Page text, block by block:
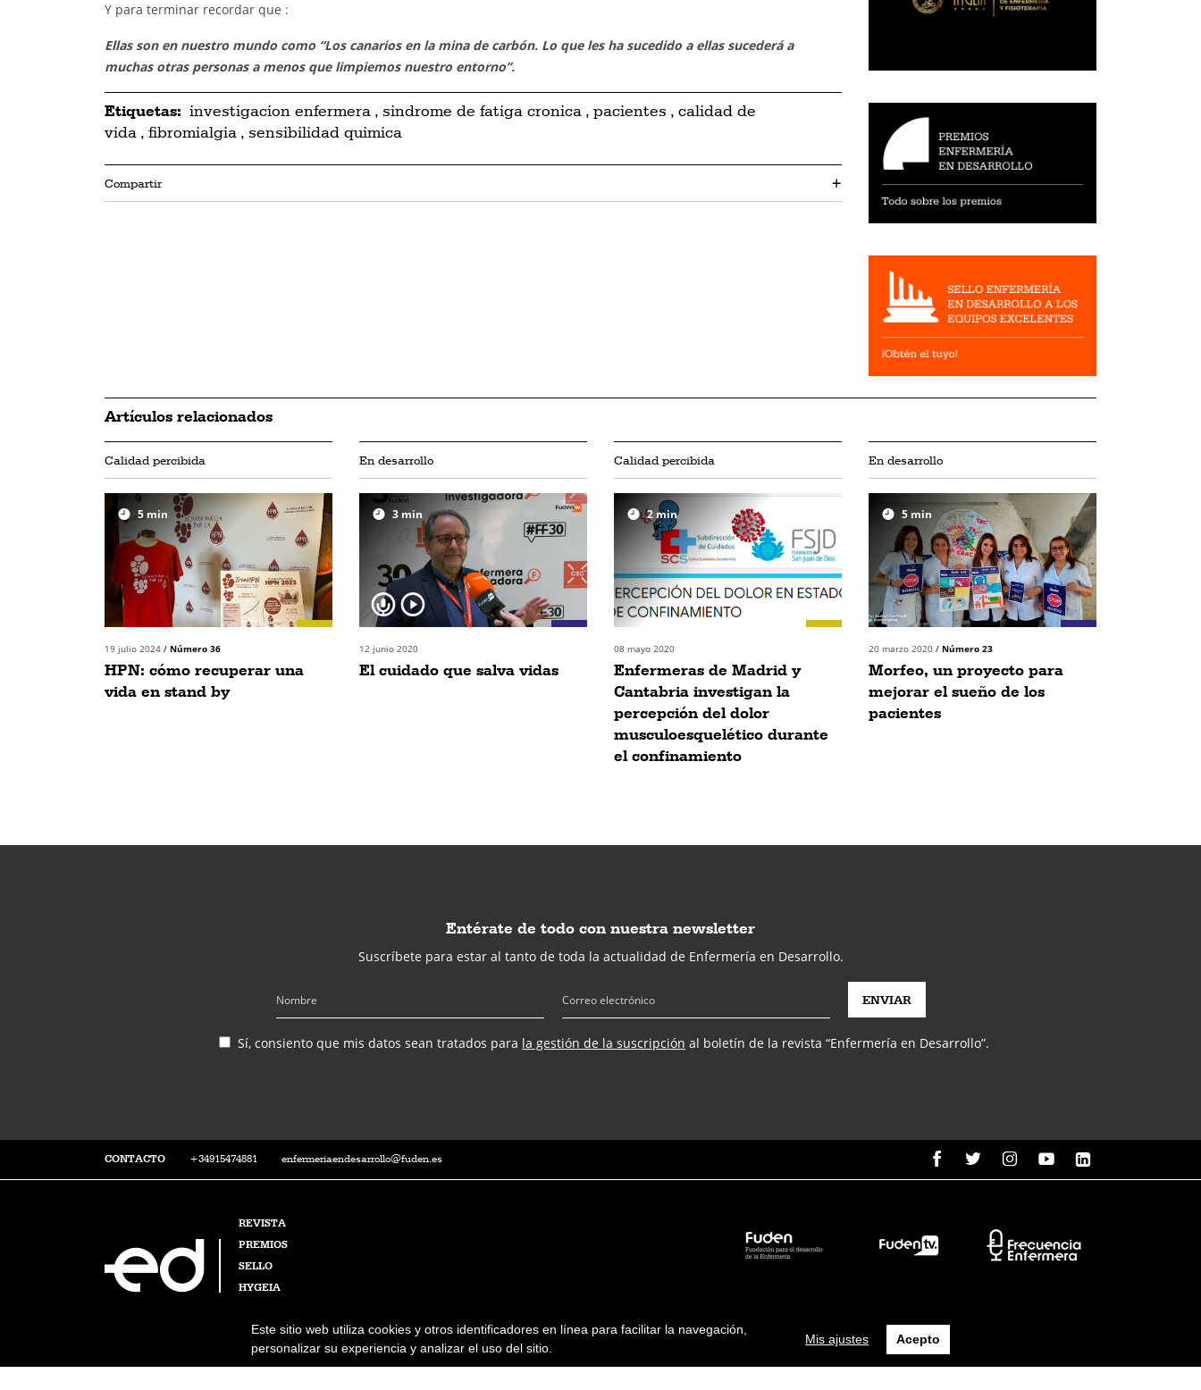
Este sitio web utiliza cookies y otros identificadores en línea para facilitar la navegación,
personalizar su experiencia y analizar el uso del sitio.
Mis ajustes Acepto
Y para terminar recordar que :
Ellas son en nuestro mundo como “Los canarios en la mina de carbón. Lo que les ha sucedido a ellas sucederá a
muchas otras personas a menos que limpiemos nuestro entorno”.
Etiquetas: investigacion enfermera , sindrome de fatiga cronica , pacientes , calidad de
vida , fibromialgia , sensibilidad quimica
Compartir +
Artículos relacionados
Calidad percibida
5min
19 julio 2024 / Número 36
HPN: cómo recuperar una
vida en stand by
En desarrollo
3 min
12 junio 2020
El cuidado que salva vidas
Calidad percibida
2 min
08 mayo 2020
Enfermeras de Madrid y
Cantabria investigan la
percepción del dolor
musculoesquelético durante
el confinamiento
En desarrollo
5min
20 marzo 2020 / Número 23
Morfeo, un proyecto para
mejorar el sueño de los
pacientes
Entérate de todo con nuestra newsletter
Suscríbete para estar al tanto de toda la actualidad de Enfermería en Desarrollo.
Sí, consiento que mis datos sean tratados para la gestión de la suscripción al boletín de la revista “Enfermería en Desarrollo”.
CONTACTO +34915474881 enfermeriaendesarrollo@fuden.es
REVISTA
PREMIOS
SELLO
HYGEIA